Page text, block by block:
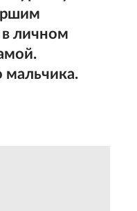
личном
мальчика.